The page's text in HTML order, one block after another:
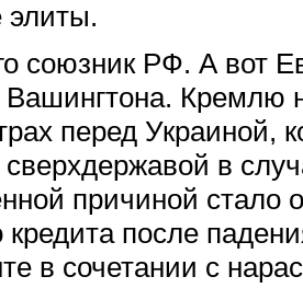
элиты.
союзник РФ. А вот
Вашингтона. Кремлю
перед Украиной,
сверхдержавой в
причиной стало
кредита после
в сочетании с